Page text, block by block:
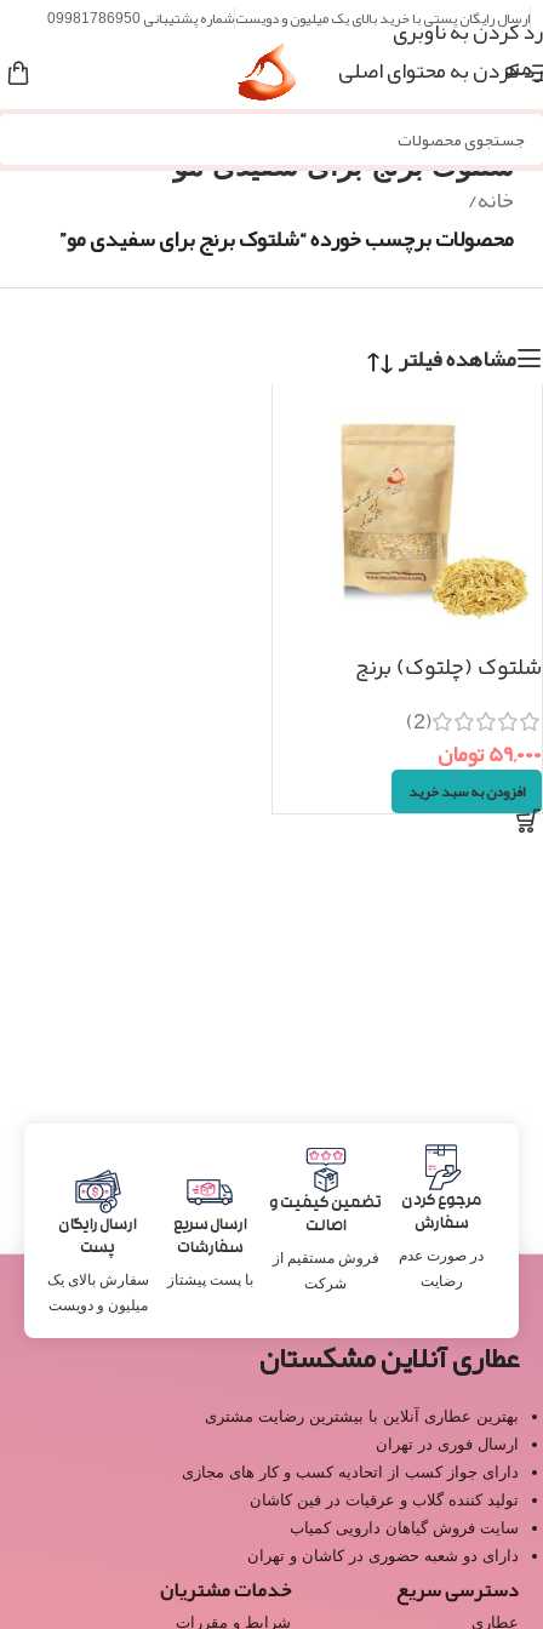
رد کردن به ناوبری
رد کردن به محتوای اصلی
ارسال رایگان پستی با خرید بالای یک میلیون و دویستشماره پشتیبانی 09981786950
منو
شلتوک برنج برای سفیدی مو
خانه/
محصولات برچسب خورده “شلتوک برنج برای سفیدی مو”
مشاهده فیلتر
شلتوک (چلتوک) برنج
(2)
۵۹,۰۰۰تومان
افزودن به سبد خرید
مرجوع کردن
سفارش
در صورت عدم
رضایت
تضمین کیفیت و
اصالت
فروش مستقیم از
شرکت
ارسال سریع
سفارشات
با پست پیشتاز
ارسال رایگان
پست
سفارش بالای یک
میلیون و دویست
عطاری آنلاین مشکستان
بهترین عطاری آنلاین با بیشترین رضایت مشتری
ارسال فوری در تهران
دارای جواز کسب از اتحادیه کسب و کار های مجازی
تولید کننده گلاب و عرقیات در فین کاشان
سایت فروش گیاهان دارویی کمیاب
دارای دو شعبه حضوری در کاشان و تهران
دسترسی سریع
عطاری
خدمات مشتریان
شرایط و مقررات